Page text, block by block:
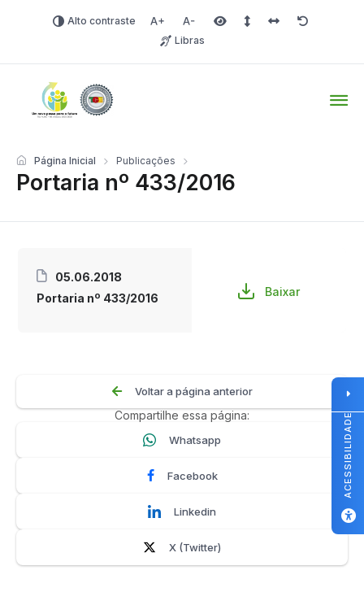
Alto contraste Aumentar fonte
Diminuir fonteÁrea selecionada
Espaçamento de linha
Espaço dos
Redefinir
Libras
Portaria nº 433/2016
Página Inicial Publicações
05.06.2018
Portaria nº 433/2016
Baixar
Voltar a página anterior
Compartilhe essa página:
Whatsapp
Facebook
Linkedin
X (Twitter)
ACESSIBILIDADE